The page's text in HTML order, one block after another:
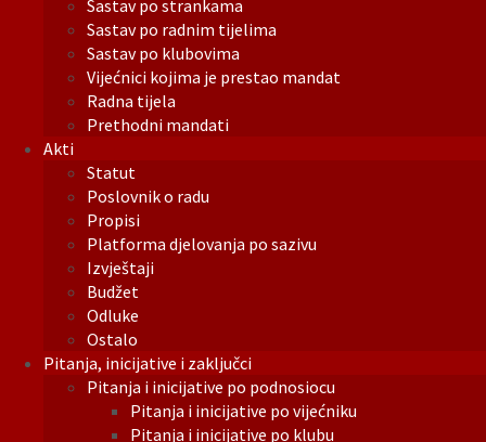
Sastav po strankama
Sastav po radnim tijelima
Sastav po klubovima
Vijećnici kojima je prestao mandat
Radna tijela
Prethodni mandati
Akti
Statut
Poslovnik o radu
Propisi
Platforma djelovanja po sazivu
Izvještaji
Budžet
Odluke
Ostalo
Pitanja, inicijative i zaključci
Pitanja i inicijative po podnosiocu
Pitanja i inicijative po vijećniku
Pitanja i inicijative po klubu